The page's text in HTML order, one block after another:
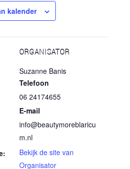
kalender
ORGANISATOR
Suzanne Banis
Telefoon
06 24174655
E-mail
info@beautymoreblaricu
m.nl
Bekijk de site van
Organisator